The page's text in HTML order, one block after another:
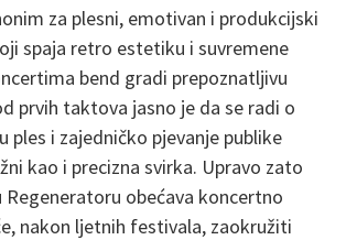
za plesni, emotivan i produkcijski
spaja retro estetiku i suvremene
bend gradi prepoznatljivu
prvih taktova jasno je da se radi o
ples i zajedničko pjevanje publike
kao i precizna svirka. Upravo zato
Regeneratoru obećava koncertno
nakon ljetnih festivala, zaokružiti